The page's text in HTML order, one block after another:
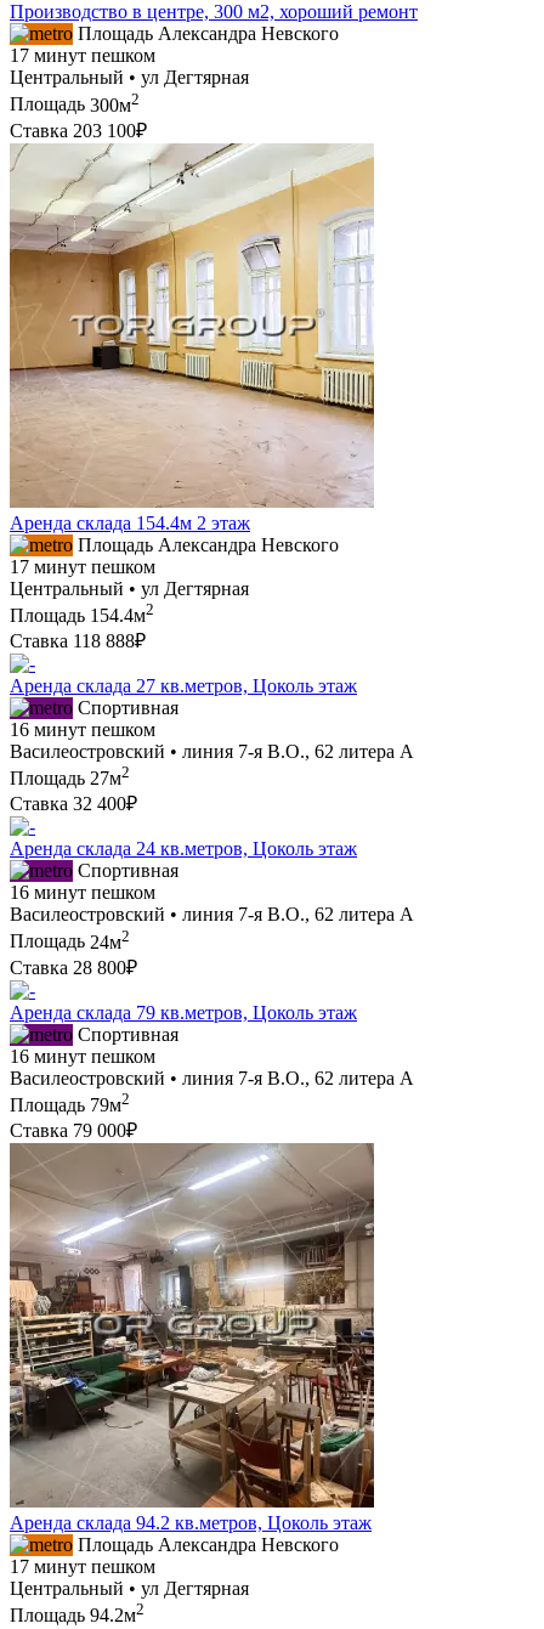
Производство в центре, 300 м2, хороший ремонт
Площадь Александра Невского
17 минут пешком
Центральный • ул Дегтярная
Площадь 300м2
Ставка 203 100₽
Аренда склада 154.4м 2 этаж
Площадь Александра Невского
17 минут пешком
Центральный • ул Дегтярная
Площадь 154.4м2
Ставка 118 888₽
Аренда склада 27 кв.метров, Цоколь этаж
Спортивная
16 минут пешком
Василеостровский • линия 7-я В.О., 62 литера А
Площадь 27м2
Ставка 32 400₽
Аренда склада 24 кв.метров, Цоколь этаж
Спортивная
16 минут пешком
Василеостровский • линия 7-я В.О., 62 литера А
Площадь 24м2
Ставка 28 800₽
Аренда склада 79 кв.метров, Цоколь этаж
Спортивная
16 минут пешком
Василеостровский • линия 7-я В.О., 62 литера А
Площадь 79м2
Ставка 79 000₽
Аренда склада 94.2 кв.метров, Цоколь этаж
Площадь Александра Невского
17 минут пешком
Центральный • ул Дегтярная
Площадь 94.2м2